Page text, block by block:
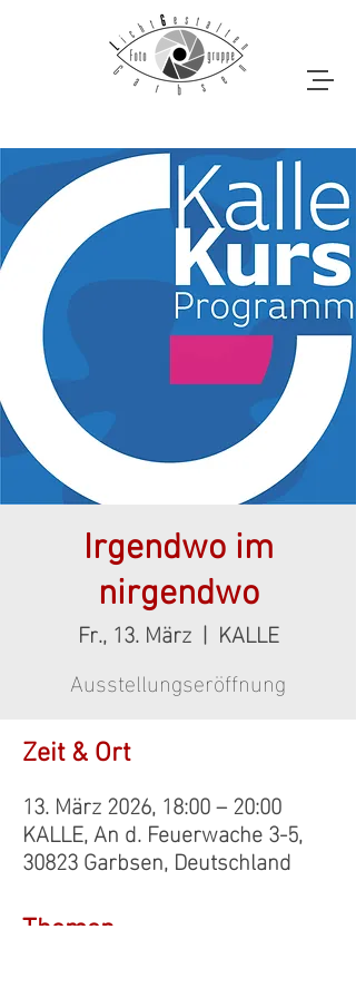
Irgendwo im
nirgendwo
Fr., 13. März
  |
KALLE
Ausstellungseröffnung
Zeit & Ort
13. März 2026, 18:00 – 20:00
KALLE, An d. Feuerwache 3-5,
30823 Garbsen, Deutschland
Themen